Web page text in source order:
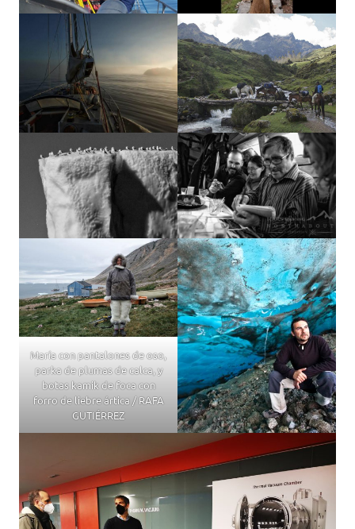
María con pantalones de oso,
parka de plumas de calca, y
botas kamik de foca con
forro de liebre ártica / RAFA
GUTIÉRREZ